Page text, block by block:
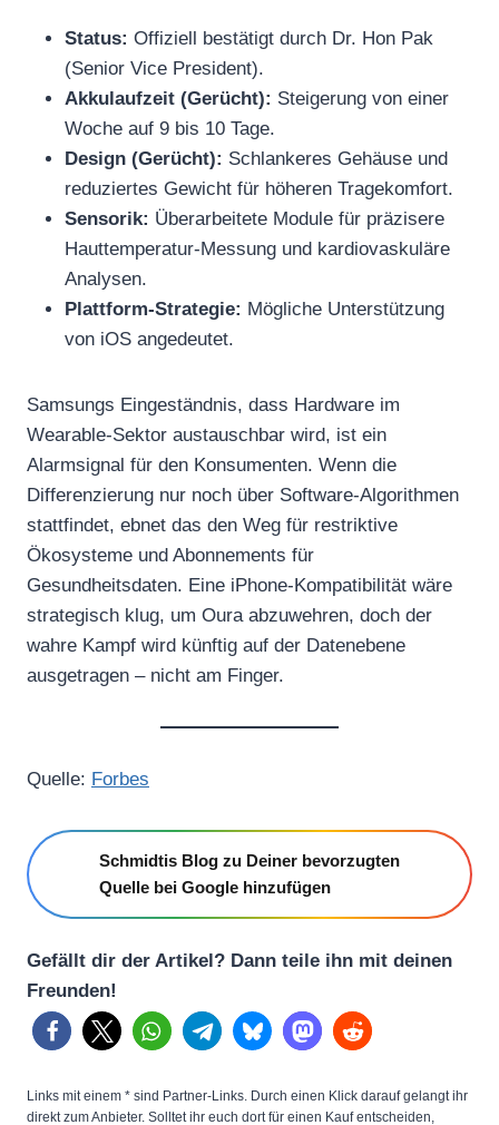
Status: Offiziell bestätigt durch Dr. Hon Pak
(Senior Vice President).
Akkulaufzeit (Gerücht): Steigerung von einer
Woche auf 9 bis 10 Tage.
Design (Gerücht): Schlankeres Gehäuse und
reduziertes Gewicht für höheren Tragekomfort.
Sensorik: Überarbeitete Module für präzisere
Hauttemperatur-Messung und kardiovaskuläre
Analysen.
Plattform-Strategie: Mögliche Unterstützung
von iOS angedeutet.
Samsungs Eingeständnis, dass Hardware im
Wearable-Sektor austauschbar wird, ist ein
Alarmsignal für den Konsumenten. Wenn die
Differenzierung nur noch über Software-Algorithmen
stattfindet, ebnet das den Weg für restriktive
Ökosysteme und Abonnements für
Gesundheitsdaten. Eine iPhone-Kompatibilität wäre
strategisch klug, um Oura abzuwehren, doch der
wahre Kampf wird künftig auf der Datenebene
ausgetragen – nicht am Finger.
Quelle: Forbes
Schmidtis Blog zu Deiner bevorzugten
Quelle bei Google hinzufügen
Gefällt dir der Artikel? Dann teile ihn mit deinen
Freunden!
Links mit einem * sind Partner-Links. Durch einen Klick darauf gelangt ihr
direkt zum Anbieter. Solltet ihr euch dort für einen Kauf entscheiden,